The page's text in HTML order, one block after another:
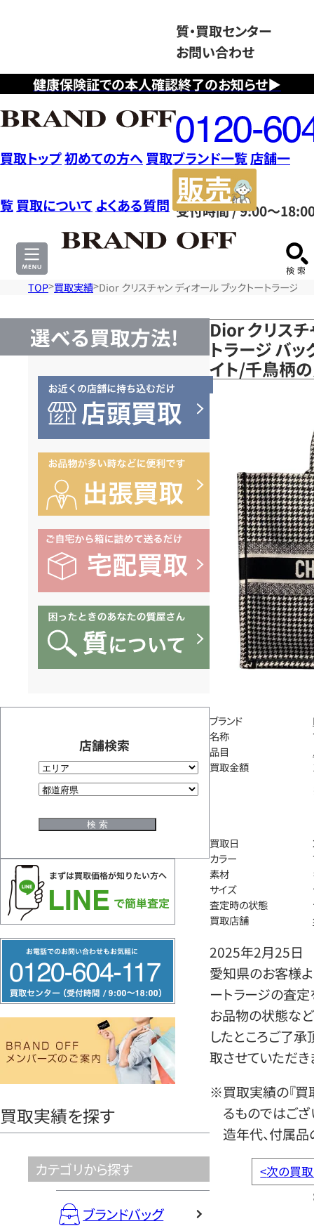
健康保険証での本人確認終了のお知らせ▶
質・買取センター
お問い合わせ
フ
リ
ー
ダ
イ
ヤ
ル
0120604117
受付時間 / 9:00～
買取トップ初めての方へ 買取ブランド一覧店舗一
覧 買取について よくある質問
サ
TOP 買取実績 Dior クリスチャン ディオール ブックトートラージ
選べる買取方法!
店舗検索
リ
ー
ヤ
買取実績を探す
カテゴリから探す
ブランドバッグ
Dior クリスチ
トラージ バッ
イト/千鳥柄
ブランド
名称
品目
買取金額
買取日
カラー
素材
サイズ
査定時の状態
買取店舗
2025年2月25日
愛知県のお客様よ
ートラージの査定
お品物の状態など
したところご了
取させていただき
※買取実績の『買
るものではござ
造年代、付属品
<次の買